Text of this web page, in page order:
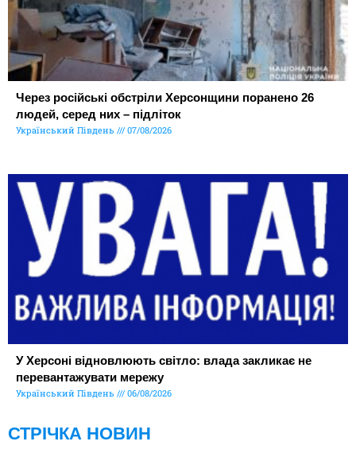
Через російські обстріли Херсонщини поранено 26
людей, серед них – підліток
Український Південь 07/08/2026
У Херсоні відновлюють світло: влада закликає не
перевантажувати мережу
Український Південь 06/08/2026
СТРІЧКА НОВИН